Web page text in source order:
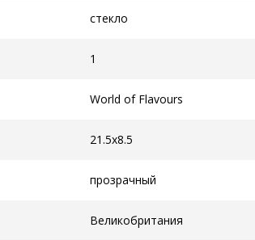
стекло
1
World of Flavours
21.5x8.5
прозрачный
Великобритания